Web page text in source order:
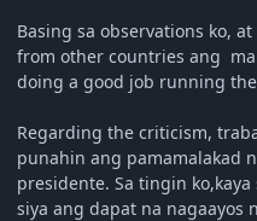
Basing sa observations ko,
from other countries ang
doing a good job running
Regarding the criticism,
punahin ang pamamalakad
presidente. Sa tingin
siya ang dapat na nagaayos